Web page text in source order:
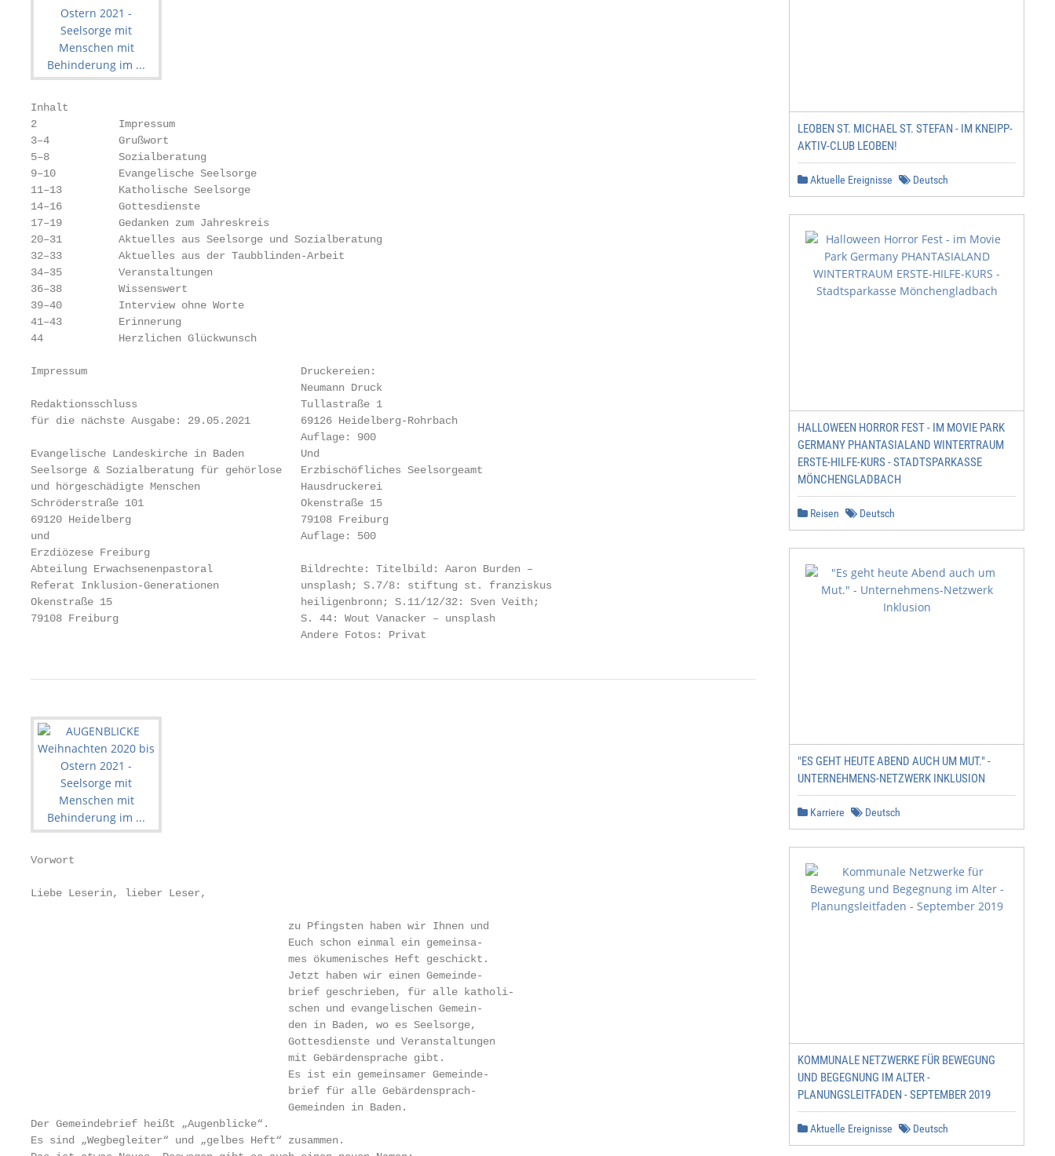
Inhalt
2             Impressum
3–4           Grußwort
5–8           Sozialberatung
9–10          Evangelische Seelsorge
11–13         Katholische Seelsorge
14–16         Gottesdienste
17–19         Gedanken zum Jahreskreis
20–31         Aktuelles aus Seelsorge und Sozialberatung
32–33         Aktuelles aus der Taubblinden-Arbeit
34–35         Veranstaltungen
36–38         Wissenswert
39–40         Interview ohne Worte
41–43         Erinnerung
44            Herzlichen Glückwunsch
Impressum                                  Druckereien:
                                           Neumann Druck
Redaktionsschluss                          Tullastraße 1
für die nächste Ausgabe: 29.05.2021        69126 Heidelberg-Rohrbach
                                           Auflage: 900
Evangelische Landeskirche in Baden         Und
Seelsorge & Sozialberatung für gehörlose   Erzbischöfliches Seelsorgeamt
und hörgeschädigte Menschen                Hausdruckerei
Schröderstraße 101                         Okenstraße 15
69120 Heidelberg                           79108 Freiburg
und                                        Auflage: 500
Erzdiözese Freiburg
Abteilung Erwachsenenpastoral              Bildrechte: Titelbild: Aaron Burden –
Referat Inklusion-Generationen             unsplash; S.7/8: stiftung st. franziskus
Okenstraße 15                              heiligenbronn; S.11/12/32: Sven Veith;
79108 Freiburg                             S. 44: Wout Vanacker – unsplash
                                           Andere Fotos: Privat
Vorwort
Liebe Leserin, lieber Leser,
                                         zu Pfingsten haben wir Ihnen und
                                         Euch schon einmal ein gemeinsa-
                                         mes ökumenisches Heft geschickt.
                                         Jetzt haben wir einen Gemeinde-
                                         brief geschrieben, für alle katholi-
                                         schen und evangelischen Gemein-
                                         den in Baden, wo es Seelsorge,
                                         Gottesdienste und Veranstaltungen
                                         mit Gebärdensprache gibt.
                                         Es ist ein gemeinsamer Gemeinde-
                                         brief für alle Gebärdensprach-
                                         Gemeinden in Baden.
Der Gemeindebrief heißt „Augenblicke“.
Es sind „Wegbegleiter“ und „gelbes Heft“ zusammen.
LEOBEN ST. MICHAEL ST. STEFAN - IM KNEIPP-
AKTIV-CLUB LEOBEN!
Aktuelle Ereignisse Deutsch
HALLOWEEN HORROR FEST - IM MOVIE PARK
GERMANY PHANTASIALAND WINTERTRAUM
ERSTE-HILFE-KURS - STADTSPARKASSE
MÖNCHENGLADBACH
Reisen Deutsch
"ES GEHT HEUTE ABEND AUCH UM MUT." -
UNTERNEHMENS-NETZWERK INKLUSION
Karriere Deutsch
KOMMUNALE NETZWERKE FÜR BEWEGUNG
UND BEGEGNUNG IM ALTER -
PLANUNGSLEITFADEN - SEPTEMBER 2019
Aktuelle Ereignisse Deutsch